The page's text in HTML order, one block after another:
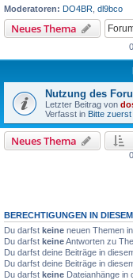
Moderatoren: DO4BR dl9bco
Neues Thema
Nutzung des
Letzter Beitrag von
Verfasst in Bitte zuerst
Neues Thema
BERECHTIGUNGEN IN
Du darfst keine neuen Themen
Du darfst keineAntworten zu
Du darfst deine Beiträge in
Du darfst deine Beiträge in
Du darfst keine Dateianhänge in